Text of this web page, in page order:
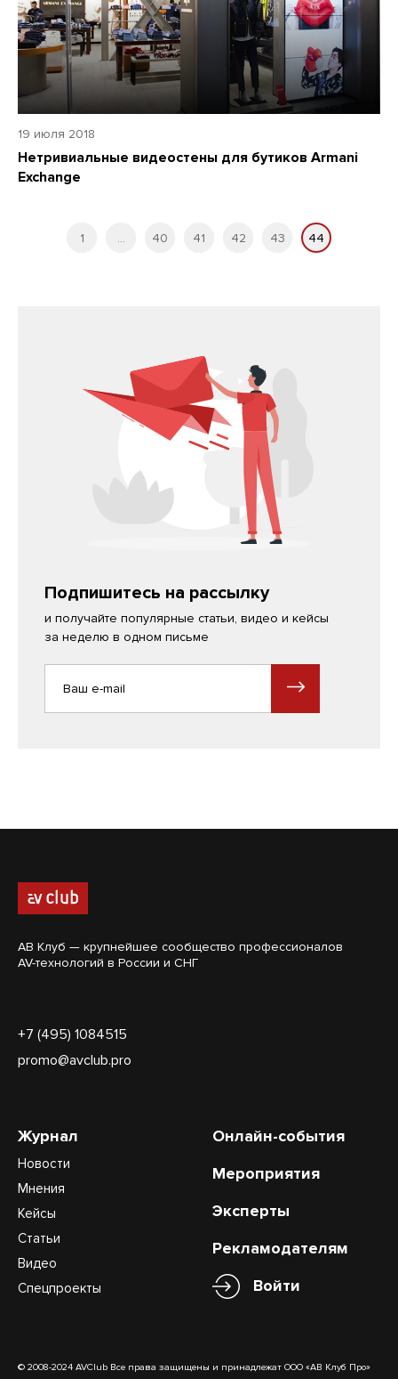
19 июля 2018
Нетривиальные видеостены для бутиков Armani
Exchange
1 ... 40 41 42 43 44
Подпишитесь на рассылку
и получайте популярные статьи, видео и кейсы
за неделю в одном письме
АВ Клуб — крупнейшее сообщество профессионалов
AV-технологий в России и СНГ
+7 (495) 1084515
promo@avclub.pro
Журнал
Новости
Мнения
Кейсы
Статьи
Видео
Спецпроекты
Онлайн-события
Мероприятия
Эксперты
Рекламодателям
Войти
© 2008-2024 AVClub Все права защищены и принадлежат ООО «АВ Клуб Про»